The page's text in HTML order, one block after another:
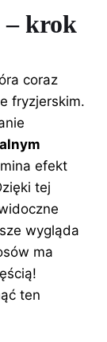
– krok
coraz
fryzjerskim.
efekt
tej
wygląda
ma
ten